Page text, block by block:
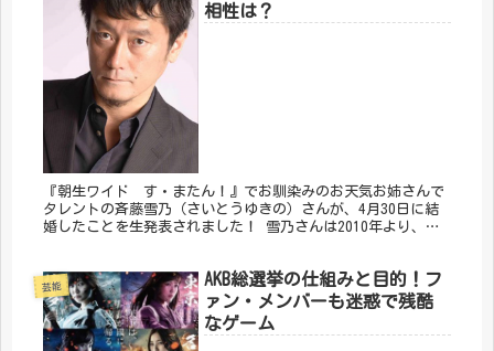
相性は？
『朝生ワイド す・またん！』でお馴染みのお天気お姉さんで
タレントの斉藤雪乃（さいとうゆきの）さんが、4月30日に結
婚したことを生発表されました！ 雪乃さんは2010年より、月
芸能
AKB総選挙の仕組みと目的！フ
ァン・メンバーも迷惑で残酷
なゲーム